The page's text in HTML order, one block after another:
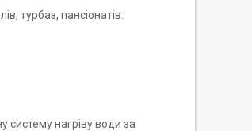
турбаз, пансіонатів.
нагріву води за